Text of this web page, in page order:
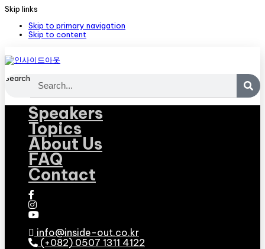
Skip links
Skip to primary navigation
Skip to content
Search
Speakers
Topics
About Us
FAQ
Contact
info@inside-out.co.kr
(+082) 0507 1311 4122